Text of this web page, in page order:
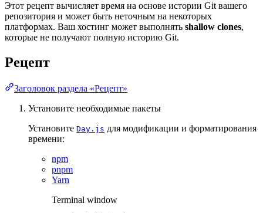
Этот рецепт вычисляет время на основе истории Git вашего
репозитория и может быть неточным на некоторых
платформах. Ваш хостинг может выполнять shallow clones,
которые не получают полную историю Git.
Рецепт
Заголовок раздела «Рецепт»
Установите необходимые пакеты
Установите Day.js для модификации и форматирования
времени:
npm
pnpm
Yarn
Terminal window